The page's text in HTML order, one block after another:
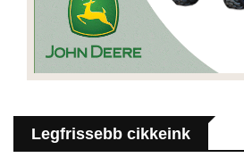
Legfrissebb cikkeink